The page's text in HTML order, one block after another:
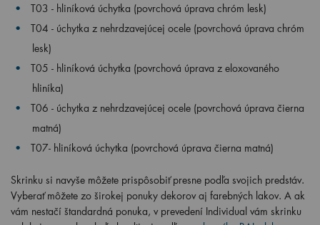
T03 - hliníková úchytka (povrchová úprava chróm lesk)
T04 - úchytka z nehrdzavejúcej ocele (povrchová úprava chróm
lesk)
T05 - hliníková úchytka (povrchová úprava z eloxovaného
hliníka)
T06 - úchytka z nehrdzavejúcej ocele (povrchová úprava čierna
matná)
T07- hliníková úchytka (povrchová úprava čierna matná)
Skrinku si navyše môžete prispôsobiť presne podľa svojich predstáv.
Vyberať môžete zo širokej ponuky dekorov aj farebných lakov. A ak
vám nestačí štandardná ponuka, v prevedení Individual vám skrinku